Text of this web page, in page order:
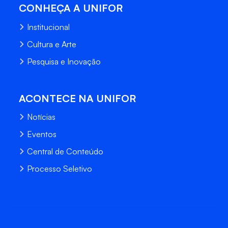
CONHEÇA A UNIFOR
Institucional
Cultura e Arte
Pesquisa e Inovação
ACONTECE NA UNIFOR
Notícias
Eventos
Central de Conteúdo
Processo Seletivo